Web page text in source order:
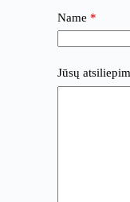
Name *
Jūsų